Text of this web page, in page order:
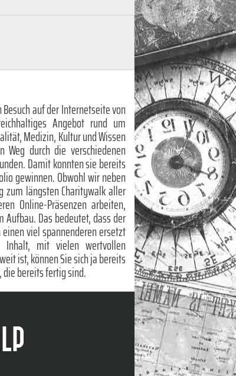
auf der Internetseite von
Angebot rund um
Medizin, Kultur und Wissen
durch die verschiedenen
Damit konnten sie bereits
gewinnen. Obwohl wir neben
zum längsten Charitywalk aller
Online-Präsenzen arbeiten,
Das bedeutet, dass der
viel spannenderen ersetzt
mit vielen wertvollen
ist, können Sie sich ja bereits
die bereits fertig sind.